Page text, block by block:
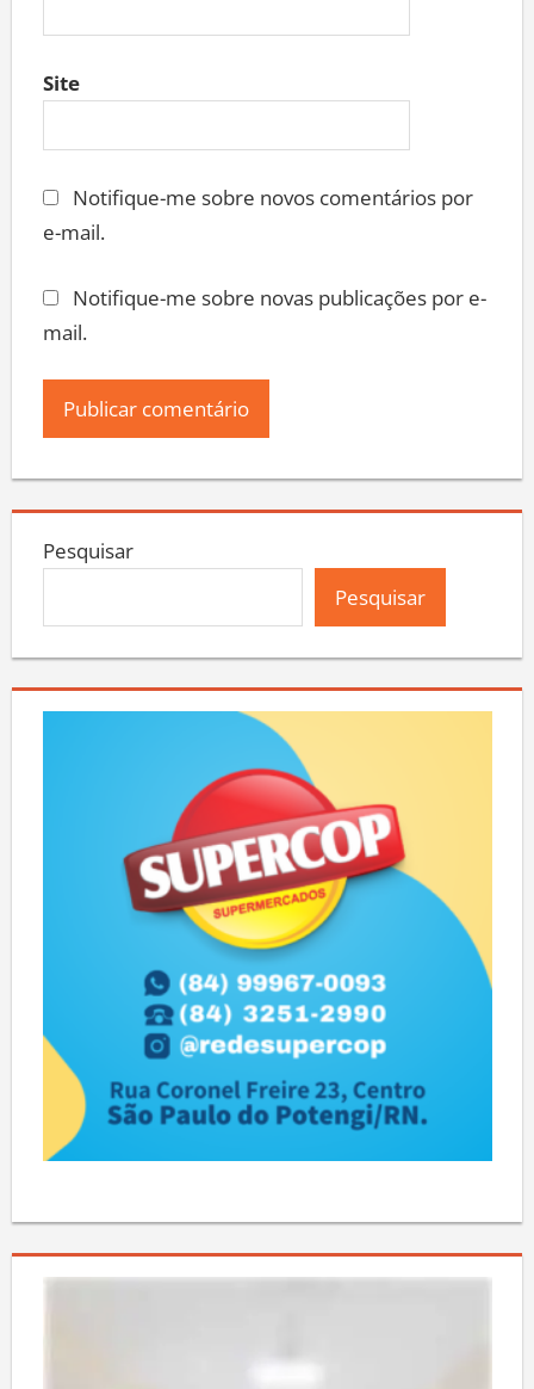
Site
Notifique-me sobre novos comentários por
e-mail.
Notifique-me sobre novas publicações por e-
mail.
Pesquisar
Pesquisar